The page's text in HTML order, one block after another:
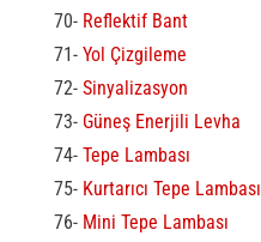
70- Reflektif Bant
71- Yol Çizgileme
72- Sinyalizasyon
73- Güneş Enerjili Levha
74- Tepe Lambası
75- Kurtarıcı Tepe Lambası
76- Mini Tepe Lambası